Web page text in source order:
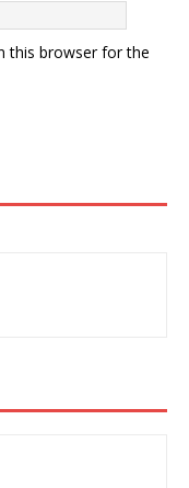
this browser for the